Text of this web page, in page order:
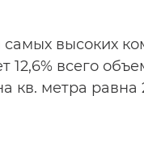
самых высоких
12,6% всего
кв. метра равна